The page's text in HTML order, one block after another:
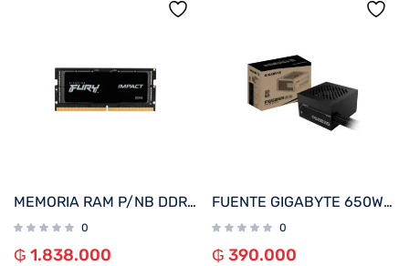
MEMORIA RAM P/NB DDR5 16G 5600 KINGSTON FURY IMPACT BK KF556S40IB-16 XMP
0
₲ 1.838.000
FUENTE GIGABYTE 650W 80PLUS SILVER 220V GP-P650SS
0
₲ 390.000